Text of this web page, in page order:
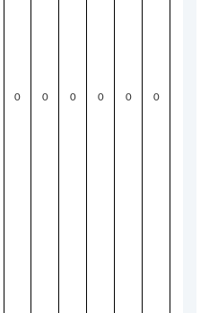
0 0 0 0 0 0